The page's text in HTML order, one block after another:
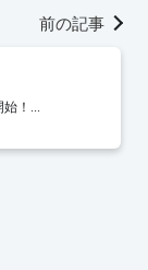
前の記事
！...